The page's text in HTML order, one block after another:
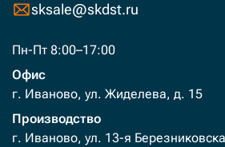
sksale@skdst.ru
Пн-Пт 8:00–17:00
Офис
г. Иваново, ул. Жиделева, д. 15
Производство
г. Иваново, ул. 13-я